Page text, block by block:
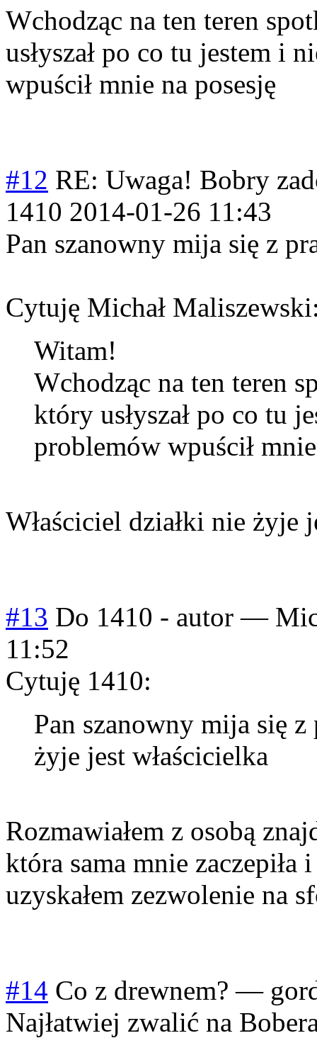
Wchodząc na ten teren
usłyszał po co tu jestem i
wpuścił mnie na posesję
#12 RE: Uwaga! Bobry
1410 2014-01-26 11:43
Pan szanowny mija się z
Cytuję Michał
Witam!
Wchodząc na ten teren
który usłyszał po co tu
problemów wpuścił
Właściciel działki nie żyje
#13 Do 1410 - autor —
11:52
Cytuję 1410:
Pan szanowny mija się
żyje jest właścicielka
Rozmawiałem z osobą
która sama mnie zaczepiła
uzyskałem zezwolenie na
#14 Co z drewnem? —
Najłatwiej zwalić na